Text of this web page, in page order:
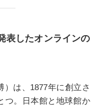
表したオンラインの
）は、1877年に創立さ
つ。日本館と地球館か